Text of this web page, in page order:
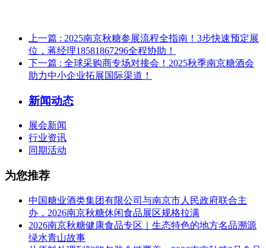
上一篇 : 2025南京秋糖参展流程全指南！3步快速预定展
位，蒋经理18581867296全程协助！
下一篇 : 全球采购商专场对接会！2025秋季南京糖酒会
助力中小企业拓展国际渠道！
新闻动态
展会新闻
行业资讯
同期活动
为您推荐
中国糖业酒类集团有限公司与南京市人民政府联合主
办，2026南京秋糖休闲食品展区规格拉满
2026南京秋糖健康食品专区｜生态特色的地方名品溯源
绿水青山故事